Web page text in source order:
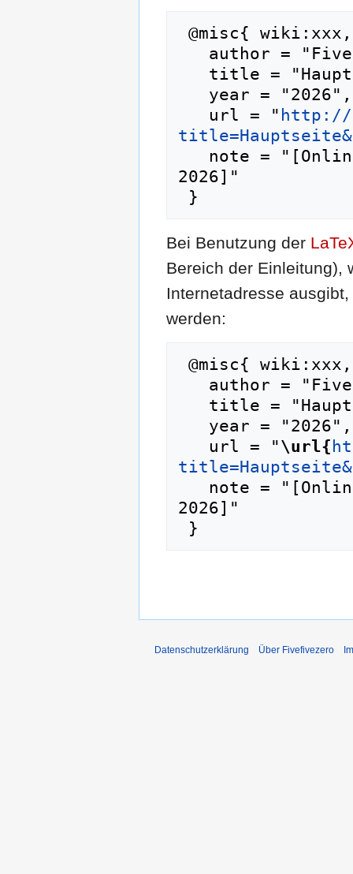
   url = "
http://
2026]"
Bei Benutzung der
Bereich der Einleitung),
Internetadresse
werden:
   url = "
\url{
2026]"
Datenschutzerklärung Über Fivefivezero